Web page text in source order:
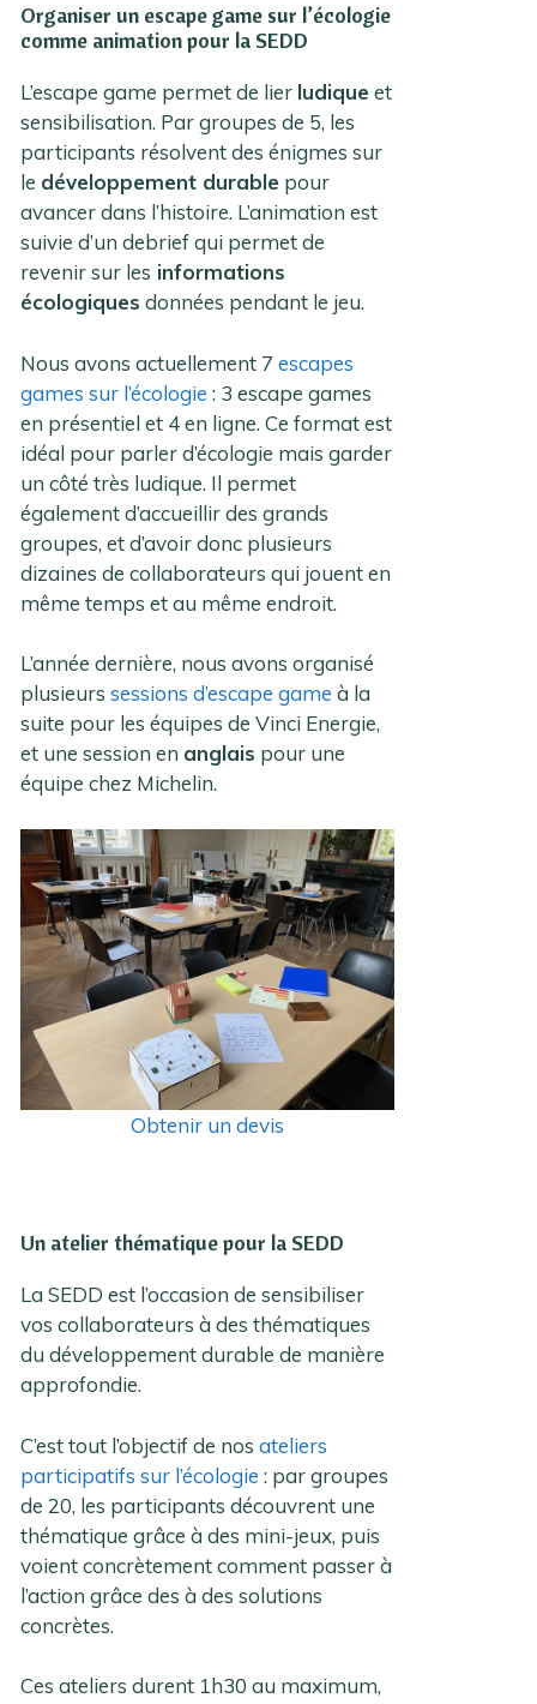
Organiser un escape game sur l’écologie
comme animation pour la SEDD
L’escape game permet de lier ludique et
sensibilisation. Par groupes de 5, les
participants résolvent des énigmes sur
le développement durable pour
avancer dans l’histoire. L’animation est
suivie d’un debrief qui permet de
revenir sur les informations
écologiques données pendant le jeu.
Nous avons actuellement 7escapes
games sur l’écologie : 3 escape games
en présentiel et 4 en ligne. Ce format est
idéal pour parler d’écologie mais garder
un côté très ludique. Il permet
également d’accueillir des grands
groupes, et d’avoir donc plusieurs
dizaines de collaborateurs qui jouent en
même temps et au même endroit.
L’année dernière, nous avons organisé
plusieurssessions d’escape gameà la
suite pour les équipes de Vinci Energie,
et une session en anglais pour une
équipe chez Michelin.
Obtenir un devis
Un atelier thématique pour la SEDD
La SEDD est l’occasion de sensibiliser
vos collaborateurs à des thématiques
du développement durable de manière
approfondie.
C’est tout l’objectif de nosateliers
participatifs sur l’écologie : par groupes
de 20, les participants découvrent une
thématique grâce à des mini-jeux, puis
voient concrètement comment passer à
l’action grâce des à des solutions
concrètes.
Ces ateliers durent 1h30 au maximum,